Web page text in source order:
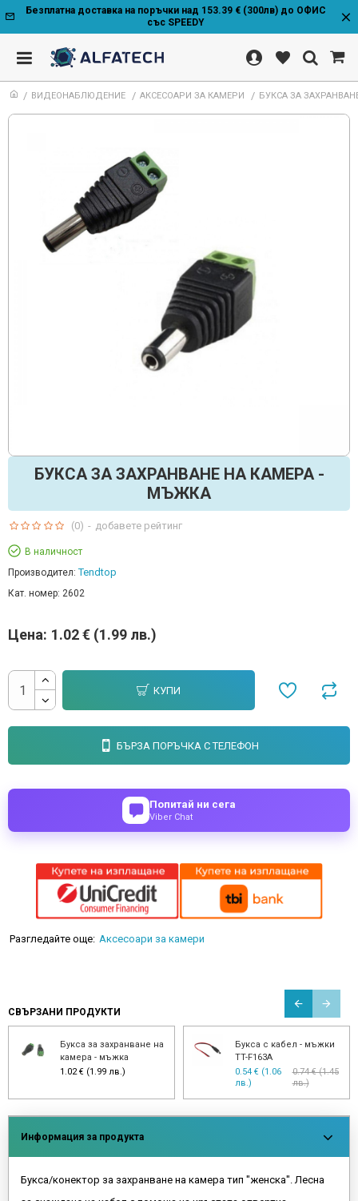
Безплатна доставка на поръчки над 153.39 € (300лв) до ОФИС
със SPEEDY
ВИДЕОНАБЛЮДЕНИЕ АКСЕСОАРИ ЗА КАМЕРИ БУКСА ЗА
БУКСА ЗА ЗАХРАНВАНЕ НА КАМЕРА -
МЪЖКА
В наличност
Производител: Tendtop
Кат. номер: 2602
(0) - добавете рейтинг
Цена: 1.02 € (1.99 лв.)
КУПИ
БЪРЗА ПОРЪЧКА С ТЕЛЕФОН
Попитай ни сега
Viber Chat
Разгледайте още: Аксесоари за камери
СВЪРЗАНИ ПРОДУКТИ
Букса за захранване на
камера - мъжка
1.02 € (1.99 лв.)
Букса с кабел - мъжки
TT-F163A
0.54 € (1.06
лв.)
0.74 € (1.45
лв.)
Информация за продукта
Букса/конектор за захранване на камера тип "женска". Лесна